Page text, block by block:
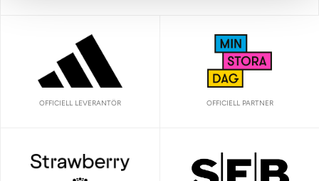
OFFICIELL LEVERANTÖR OFFICIELL PARTNER